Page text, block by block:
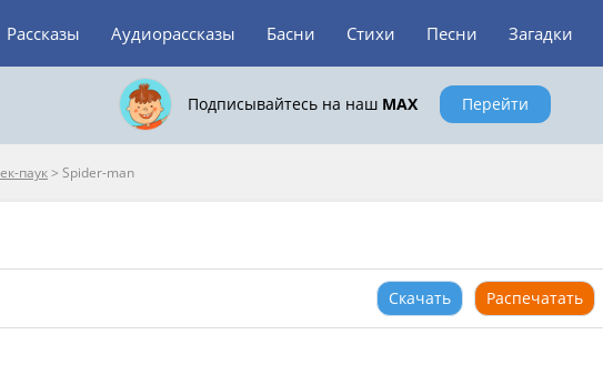
Рассказы Аудиорассказы Басни Стихи Песни Загадки
Подписывайтесь на наш MAX Перейти
паук> Spider-man
Скачать Распечатать